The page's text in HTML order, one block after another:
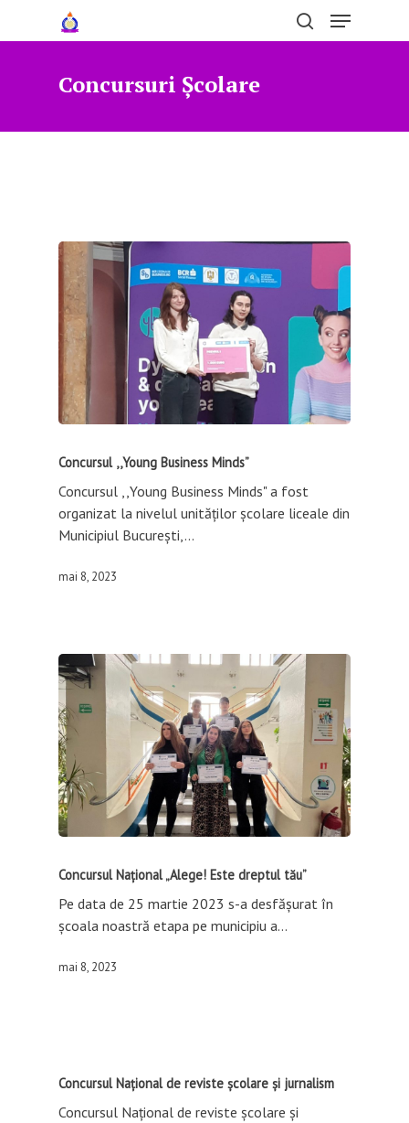
Concursuri Școlare
Concursul ,,Young Business Minds”
Concursul ,,Young Business Minds" a fost
organizat la nivelul unităților şcolare liceale din
Municipiul Bucureşti,…
mai 8, 2023
Concursul Național „Alege! Este dreptul tău”
Pe data de 25 martie 2023 s-a desfășurat în
școala noastră etapa pe municipiu a…
mai 8, 2023
Concursul Național de reviste școlare și jurnalism
Concursul Național de reviste școlare și